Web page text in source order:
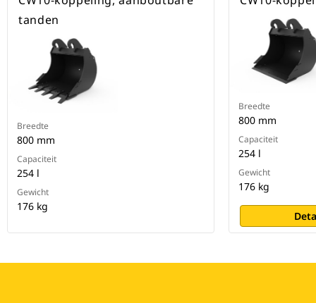
tanden
Breedte
800 mm
Capaciteit
254 l
Gewicht
176 kg
Breedte
800 mm
Capaciteit
254 l
Gewicht
176 kg